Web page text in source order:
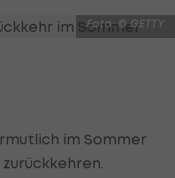
Foto: © GETTY
im Sommer
zurückkehren.